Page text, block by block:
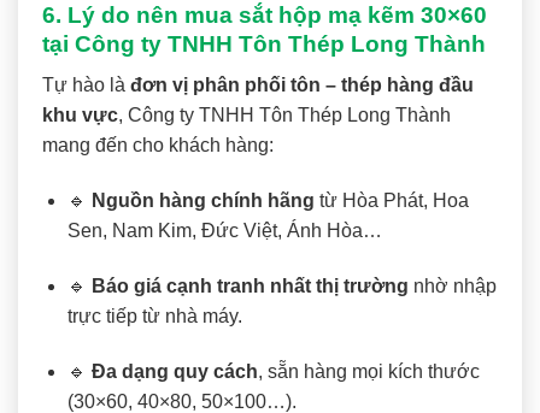
6. Lý do nên mua sắt hộp mạ kẽm 30×60
tại Công ty TNHH Tôn Thép Long Thành
Tự hào là đơn vị phân phối tôn – thép hàng đầu
khu vực, Công ty TNHH Tôn Thép Long Thành
mang đến cho khách hàng:
🔹 Nguồn hàng chính hãng từ Hòa Phát, Hoa
Sen, Nam Kim, Đức Việt, Ánh Hòa…
🔹 Báo giá cạnh tranh nhất thị trường nhờ nhập
trực tiếp từ nhà máy.
🔹 Đa dạng quy cách, sẵn hàng mọi kích thước
(30×60, 40×80, 50×100…).